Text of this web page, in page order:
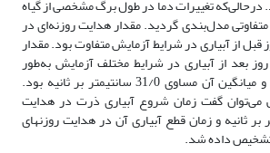
تغییرات دما در طول برگ مشخصی از گیاه
مدل‌بندی گردید. مقدار هدایت روزنه‌ای در
از آبیاری در شرایط آزمایش متفاوت بود. مقدار
بعد از آبیاری در شرایط مختلف آزمایش به‌طور
تقریب باهم برابر بوده و میانگین آن مساوی 31/0 سانتی‏متر بر ثانیه بود.
می‌توان گفت زمان شروع آبیاری ذرت در هدایت
0 سانتی‌متر بر ثانیه و زمان قطع آبیاری آن در هدایت روزنه‏ای